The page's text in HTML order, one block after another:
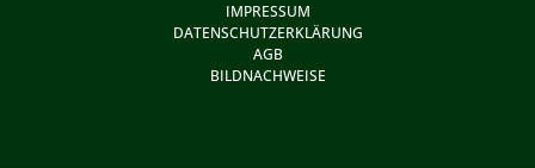
IMPRESSUM
DATENSCHUTZERKLÄRUNG
AGB
BILDNACHWEISE